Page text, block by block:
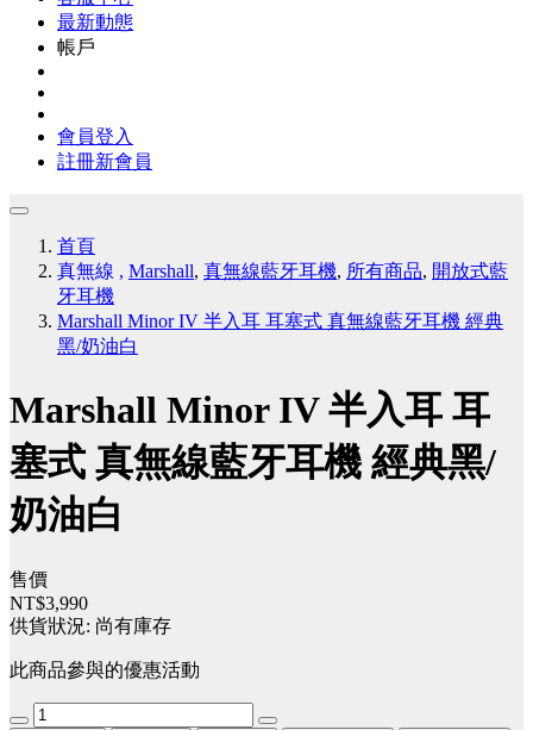
最新動態
帳戶
會員登入
註冊新會員
首頁
真無線 , Marshall, 真無線藍牙耳機, 所有商品, 開放式藍
牙耳機
Marshall Minor IV 半入耳 耳塞式 真無線藍牙耳機 經典
黑/奶油白
Marshall Minor IV 半入耳 耳
塞式 真無線藍牙耳機 經典黑/
奶油白
售價
NT$3,990
供貨狀況: 尚有庫存
此商品參與的優惠活動